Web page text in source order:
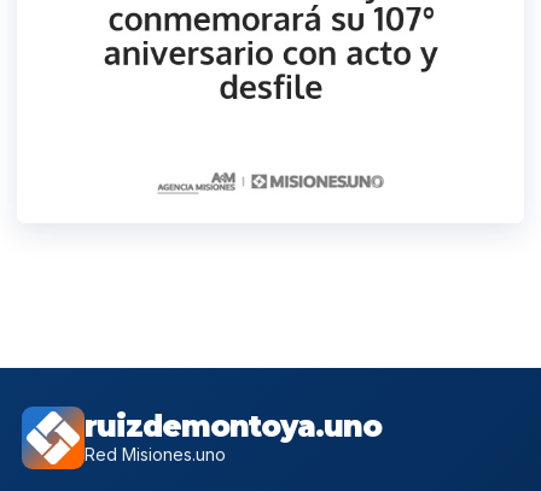
ruizdemontoya.uno
Red Misiones.uno